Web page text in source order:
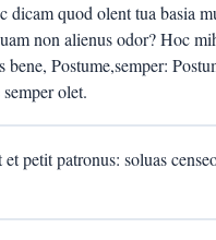
dicam quod olent tua basia
non alienus odor? Hoc
bene, Postume,semper:
olet.
petit patronus: soluas